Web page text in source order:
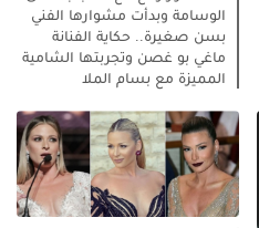
الوسامة وبدأت مشوارها الفني
بسن صغيرة.. حكاية الفنانة
ماغي بو غصن وتجربتها الشامية
المميزة مع بسام الملا